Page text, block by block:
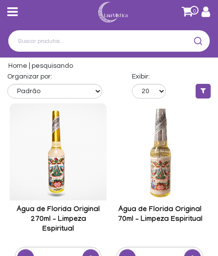
0
Home
pesquisando
Organizar por:
Exibir:
Água de Florida Original
270ml – Limpeza
Espiritual
Água de Florida Original
70ml – Limpeza Espiritual